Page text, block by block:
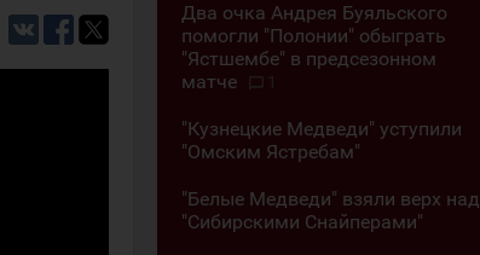
Два очка Андрея Буяльского
помогли "Полонии" обыграть
"Ястшембе" в предсезонном
матче
1
"Кузнецкие Медведи" уступили
"Омским Ястребам"
"Белые Медведи" взяли верх над
"Сибирскими Снайперами"